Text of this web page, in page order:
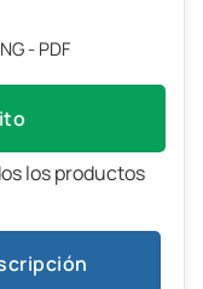
actual
es:
- PDF
los productos